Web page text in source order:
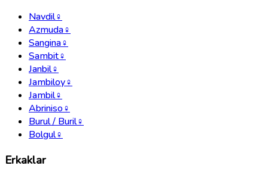
Navdil♀
Azmuda♀
Sangina♀
Sambit♀
Janbil♀
Jambiloy♀
Jambil♀
Abriniso♀
Burul / Buril♀
Bolgul♀
Erkaklar